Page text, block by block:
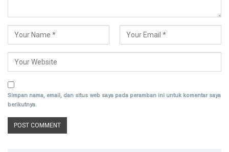
Simpan nama, email, dan situs web saya pada peramban ini untuk komentar saya
berikutnya.